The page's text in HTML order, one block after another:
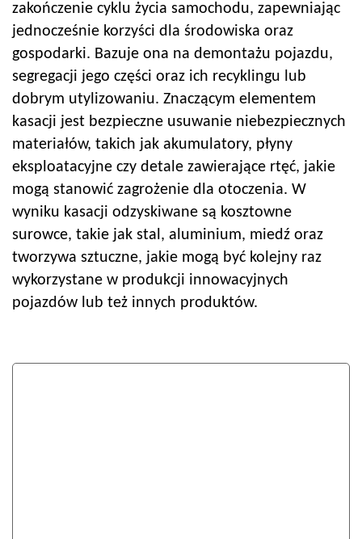
zakończenie cyklu życia samochodu, zapewniając
jednocześnie korzyści dla środowiska oraz
gospodarki. Bazuje ona na demontażu pojazdu,
segregacji jego części oraz ich recyklingu lub
dobrym utylizowaniu. Znaczącym elementem
kasacji jest bezpieczne usuwanie niebezpiecznych
materiałów, takich jak akumulatory, płyny
eksploatacyjne czy detale zawierające rtęć, jakie
mogą stanowić zagrożenie dla otoczenia. W
wyniku kasacji odzyskiwane są kosztowne
surowce, takie jak stal, aluminium, miedź oraz
tworzywa sztuczne, jakie mogą być kolejny raz
wykorzystane w produkcji innowacyjnych
pojazdów lub też innych produktów.